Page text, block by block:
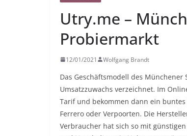
Utry.me –
Probiermarkt
12/01/2021 Wolfgang Brandt
Das Geschäftsmodell des
Umsatzzuwachs verzeichnet. Im
Tarif und bekommen dann ein
Ferrero oder Verpoorten. Die
Verbraucher hat sich so mit